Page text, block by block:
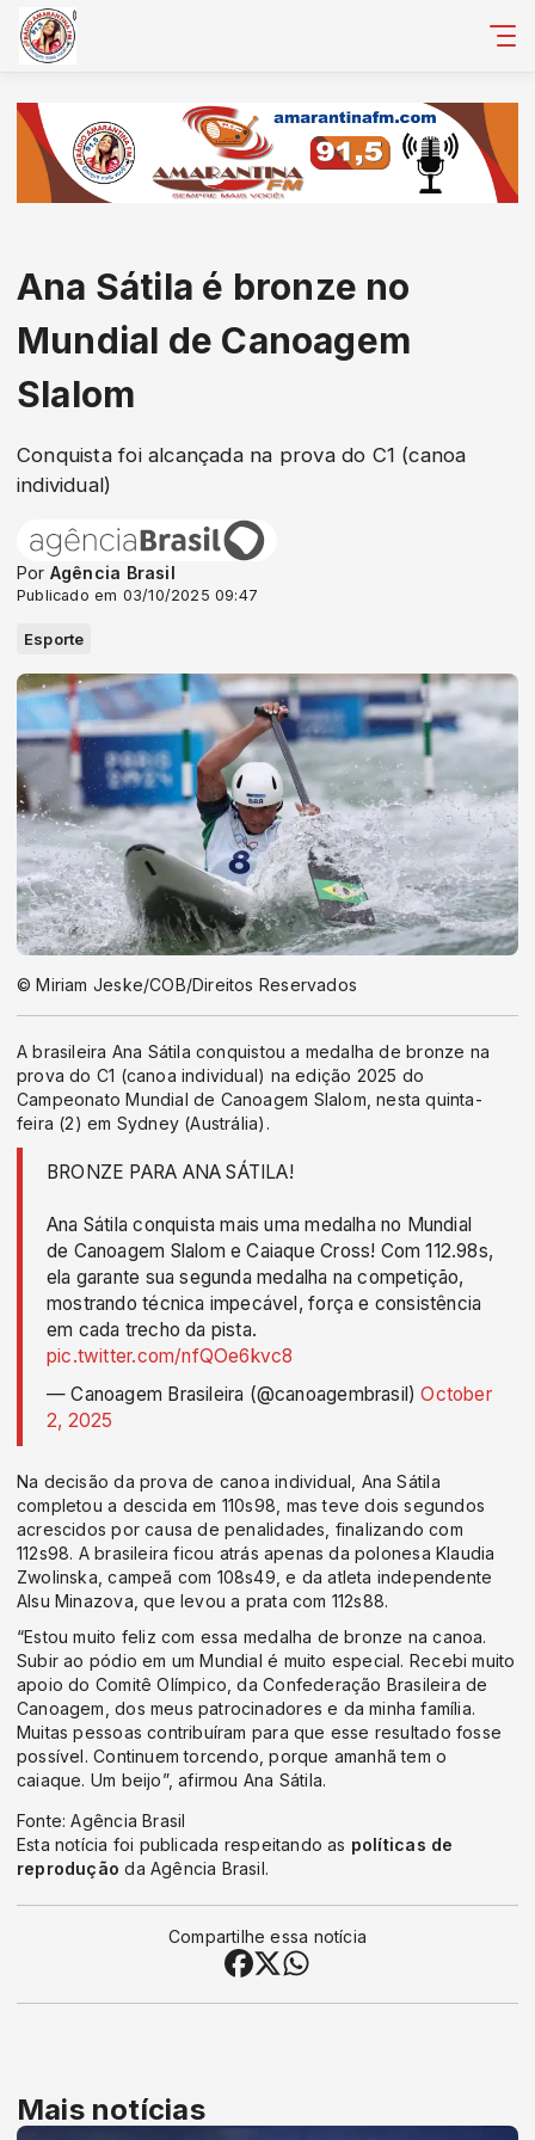
Ana Sátila é bronze no
Mundial de Canoagem
Slalom
Conquista foi alcançada na prova do C1 (canoa
individual)
Por Agência Brasil
Publicado em 03/10/2025 09:47
Esporte
© Miriam Jeske/COB/Direitos Reservados
A brasileira Ana Sátila conquistou a medalha de bronze na
prova do C1 (canoa individual) na edição 2025 do
Campeonato Mundial de Canoagem Slalom, nesta quinta-
feira (2) em Sydney (Austrália).
BRONZE PARA ANA SÁTILA!
Ana Sátila conquista mais uma medalha no Mundial
de Canoagem Slalom e Caiaque Cross! Com 112.98s,
ela garante sua segunda medalha na competição,
mostrando técnica impecável, força e consistência
em cada trecho da pista.
pic.twitter.com/nfQOe6kvc8
— Canoagem Brasileira (@canoagembrasil)October
2, 2025
Na decisão da prova de canoa individual, Ana Sátila
completou a descida em 110s98, mas teve dois segundos
acrescidos por causa de penalidades, finalizando com
112s98. A brasileira ficou atrás apenas da polonesa Klaudia
Zwolinska, campeã com 108s49, e da atleta independente
Alsu Minazova, que levou a prata com 112s88.
“Estou muito feliz com essa medalha de bronze na canoa.
Subir ao pódio em um Mundial é muito especial. Recebi muito
apoio do Comitê Olímpico, da Confederação Brasileira de
Canoagem, dos meus patrocinadores e da minha família.
Muitas pessoas contribuíram para que esse resultado fosse
possível. Continuem torcendo, porque amanhã tem o
caiaque. Um beijo”, afirmou Ana Sátila.
Fonte: Agência Brasil
Esta notícia foi publicada respeitando as políticas de
reprodução da Agência Brasil.
Compartilhe essa notícia
Mais notícias